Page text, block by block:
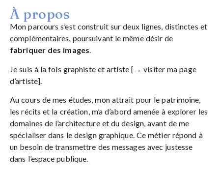
À propos
Mon parcours s’est construit sur deux lignes, distinctes et
complémentaires, poursuivant le même désir de
fabriquer des images.
Je suis à la fois graphiste et artiste [→ visiter ma page
d’artiste]
Au cours de mes études, mon attrait pour le patrimoine,
les récits et la création, m’a d’abord amenée à explorer les
domaines de l’architecture et du design, avant de me
spécialiser dans le design graphique. Ce métier répond à
un besoin de transmettre des messages avec justesse
dans l’espace publique.